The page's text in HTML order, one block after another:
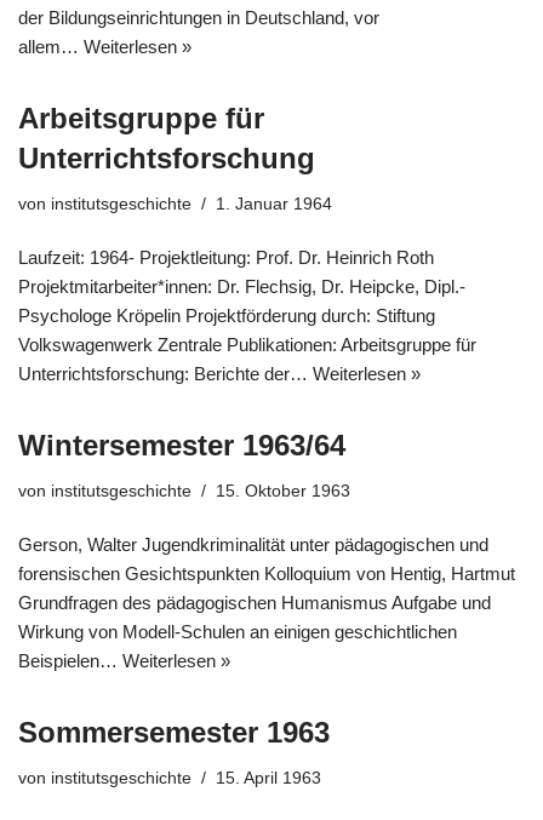
der Bildungseinrichtungen in Deutschland, vor
allem… Weiterlesen »
Arbeitsgruppe für
Unterrichtsforschung
von institutsgeschichte 1. Januar 1964
Laufzeit: 1964- Projektleitung: Prof. Dr. Heinrich Roth
Projektmitarbeiter*innen: Dr. Flechsig, Dr. Heipcke, Dipl.-
Psychologe Kröpelin Projektförderung durch: Stiftung
Volkswagenwerk Zentrale Publikationen: Arbeitsgruppe für
Unterrichtsforschung: Berichte der… Weiterlesen »
Wintersemester 1963/64
von institutsgeschichte 15. Oktober 1963
Gerson, Walter Jugendkriminalität unter pädagogischen und
forensischen Gesichtspunkten Kolloquium von Hentig, Hartmut
Grundfragen des pädagogischen Humanismus Aufgabe und
Wirkung von Modell-Schulen an einigen geschichtlichen
Beispielen… Weiterlesen »
Sommersemester 1963
von institutsgeschichte 15. April 1963